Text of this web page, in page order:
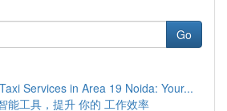
Go
Services in Area 19 Noida: Your...
能工具，提升 你的 工作效率